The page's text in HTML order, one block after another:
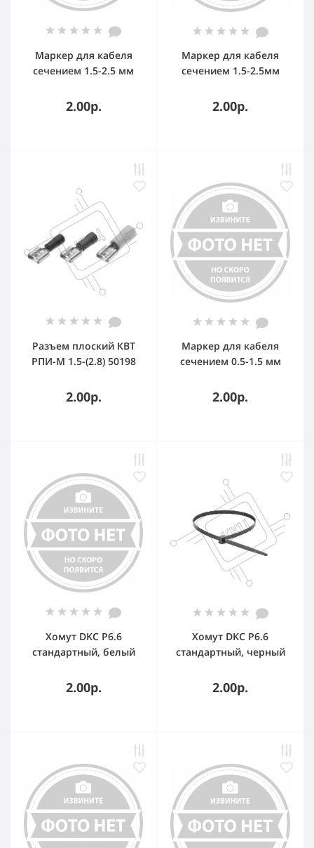
Маркер для кабеля
сечением 1.5-2.5 мм
2.00р.
Маркер для кабеля
сечением 1.5-2.5мм
2.00р.
Разъем плоский КВТ
РПИ-М 1.5-(2.8) 50198
2.00р.
Маркер для кабеля
сечением 0.5-1.5 мм
2.00р.
Хомут DKC P6.6
стандартный, белый
2.00р.
Хомут DKC P6.6
стандартный, черный
2.00р.